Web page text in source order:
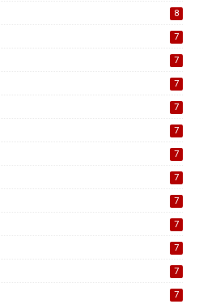
8
7
7
7
7
7
7
7
7
7
7
7
7